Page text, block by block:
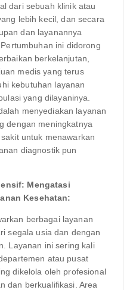
dari sebuah klinik atau
lebih kecil, dan secara
dan layanannya
ini didorong
berkelanjutan,
medis yang terus
kebutuhan layanan
yang dilayaninya.
menyediakan layanan
dengan meningkatnya
untuk menawarkan
diagnostik pun
Mengatasi
Kesehatan:
berbagai layanan
segala usia dan dengan
Layanan ini sering kali
atau pusat
dikelola oleh profesional
dan berkualifikasi. Area